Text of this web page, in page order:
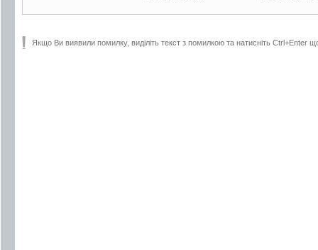
Якщо Ви виявили помилку, виділіть текст з помилкою та натисніть Ctrl+Enter